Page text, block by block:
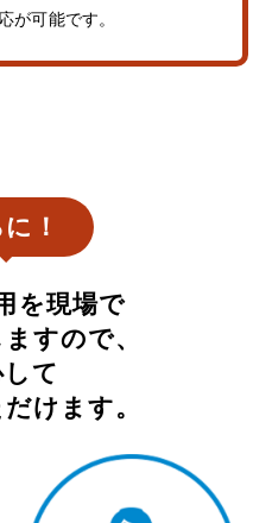
が可能です。
！
を現場で
すので、
て
けます。